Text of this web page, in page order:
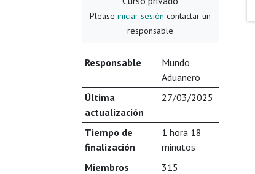
Please iniciar sesión contactar un
responsable
Responsable
Mundo
Aduanero
Última
actualización
27/03/2025
Tiempo de
finalización
1 hora 18
minutos
Miembros
315